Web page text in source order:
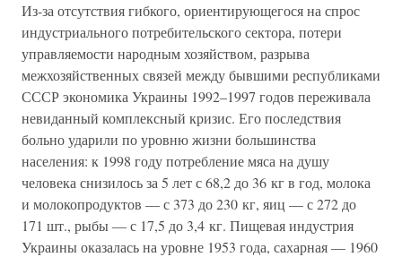
Из-за отсутствия гибкого, ориентирующегося на спрос
индустриального потребительского сектора, потери
управляемости народным хозяйством, разрыва
межхозяйственных связей между бывшими республиками
СССР экономика Украины 1992–1997 годов переживала
невиданный комплексный кризис. Его последствия
больно ударили по уровню жизни большинства
населения: к 1998 году потребление мяса на душу
человека снизилось за 5 лет с 68,2 до 36 кг в год, молока
и молокопродуктов — с 373 до 230 кг, яиц — с 272 до
171 шт., рыбы — с 17,5 до 3,4 кг. Пищевая индустрия
Украины оказалась на уровне 1953 года, сахарная — 1960